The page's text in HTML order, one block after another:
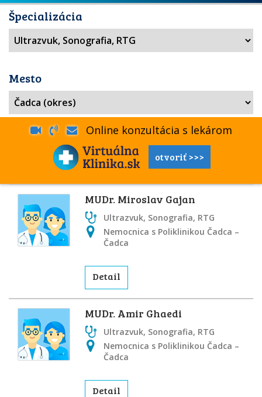
Špecializácia
Mesto
Online konzultácia s lekárom
otvoriť >>>
MUDr. Miroslav Gajan
Ultrazvuk, Sonografia, RTG
Nemocnica s Poliklinikou Čadca –
Čadca
Detail
MUDr. Amir Ghaedi
Ultrazvuk, Sonografia, RTG
Nemocnica s Poliklinikou Čadca –
Čadca
Detail